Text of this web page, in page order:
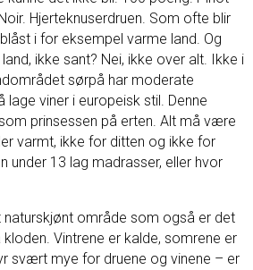
Hjerteknuserdruen. Som ofte blir
i for eksempel varme land. Og
ikke sant? Nei, ikke over alt. Ikke i
sørpå har moderate
viner i europeisk stil. Denne
prinsessen på erten. Alt må være
varmt, ikke for ditten og ikke for
under 13 lag madrasser, eller hvor
naturskjønt område som også er det
Vintrene er kalde, somrene er
svært mye for druene og vinene – er